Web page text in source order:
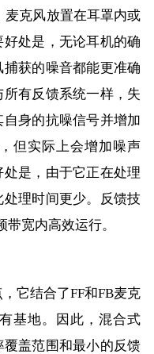
麦克风放置在耳罩内或
处是，无论耳机的确
获的噪音都能更准确
有反馈系统一样，失
身的抗噪信号并增加
但实际上会增加噪声
是，由于它正在处理
理时间更少。反馈技
宽内高效运行。
它结合了FF和FB麦克
基地。因此，混合式
盖范围和最小的反馈